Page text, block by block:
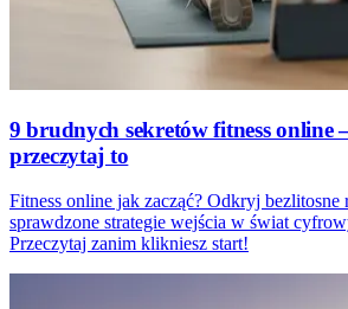
9 brudnych sekretów fitness online
przeczytaj to
Fitness online jak zacząć? Odkryj bezlitosne
sprawdzone strategie wejścia w świat
Przeczytaj zanim klikniesz start!